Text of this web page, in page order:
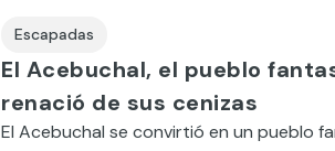
Escapadas
El Acebuchal, el pueblo
renació de sus cenizas
El Acebuchal se convirtió en un pueblo